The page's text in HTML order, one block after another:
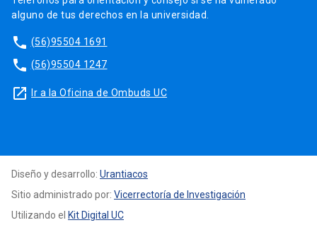
alguno de tus derechos en la universidad.
phone (56)95504 1691
phone (56)95504 1247
launch Ir a la Oficina de Ombuds UC
Diseño y desarrollo: Urantiacos
Sitio administrado por: Vicerrectoría de Investigación
Utilizando el Kit Digital UC